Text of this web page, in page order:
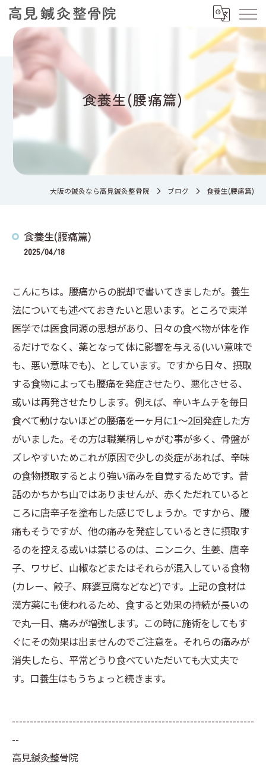
食養生(腰痛篇)
大阪の鍼灸なら高見鍼灸整骨院 ブログ 食養生(腰痛篇)
食養生(腰痛篇)
2025/04/18
こんにちは。腰痛からの脱却で書いてきましたが。養生
法についても述べておきたいと思います。ところで東洋
医学では医食同源の思想があり、日々の食べ物が体を作
るだけでなく、薬となって体に影響を与える(いい意味で
も、悪い意味でも)、としています。ですから日々、摂取
する食物によっても腰痛を発症させたり、悪化させる、
或いは再発させたりします。例えば、辛いキムチを毎日
食べて動けないほどの腰痛を一ヶ月に1〜2回発症した方
がいました。その方は職業柄しゃがむ事が多く、骨盤が
ズレやすいためこれが原因で少しの炎症があれば、辛味
の食物摂取するとより強い痛みを自覚するためです。昔
話のかちかち山ではありませんが、赤くただれていると
ころに唐辛子を塗布した感じでしょうか。ですから、腰
痛もそうですが、他の痛みを発症しているときに摂取す
るのを控える或いは禁じるのは、ニンニク、生姜、唐辛
子、ワサビ、山椒などまたはそれらが混入している食物
(カレー、餃子、麻婆豆腐などなど)です。上記の食材は
漢方薬にも使われるため、食すると効果の持続が長いの
で丸一日、痛みが増強します。この時に施術をしてもす
ぐにその効果は出ませんのでご注意を。それらの痛みが
消失したら、平常どうり食べていただいても大丈夫で
す。口養生はもうちょっと続きます。
--------------------------------------------------------------------
--
高見鍼灸整骨院